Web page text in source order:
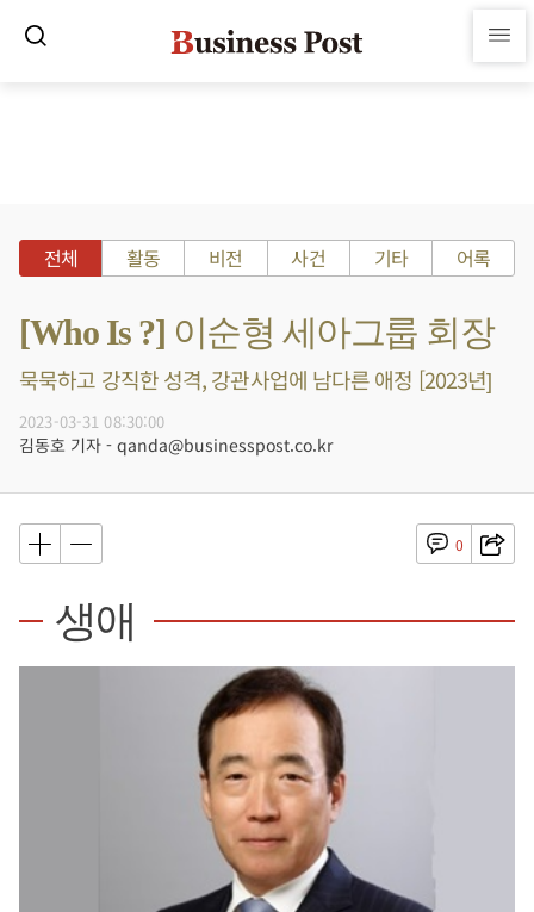
전체 활동 비전 사건 기타 어록
[Who Is ?] 이순형 세아그룹 회장
묵묵하고 강직한 성격, 강관사업에 남다른 애정 [2023년]
2023-03-31 08:30:00
김동호 기자 - qanda@businesspost.co.kr
0
생애